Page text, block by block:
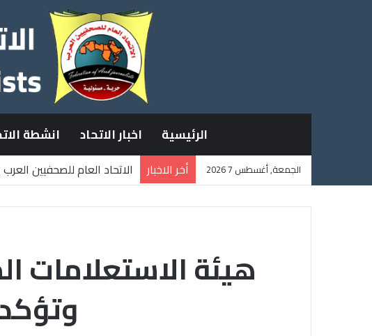
الرئيسية اخبار الاتحاد انشطة
الجمعة, أغسطس 7 2026 أخر الاخبار
الاتحاد العام للصحفيين
هيئة الاستعلامات